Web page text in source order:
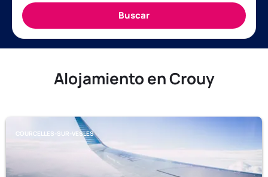
Alojamiento en Crouy
COURCELLES-SUR-VESLES